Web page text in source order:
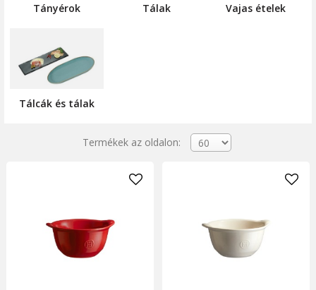
Tányérok Tálak Vajas ételek
Tálcák és tálak
Termékek az oldalon: